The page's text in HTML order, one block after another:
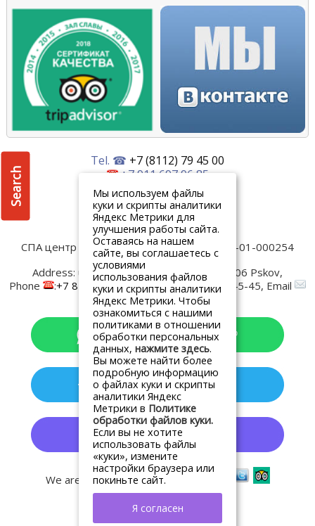
Tel. ☎ +7 (8112) 79 45 00
+7 911 697 96 85
+7 911 893 08 27
Написать нам
СПА центр Old Estate Лицензия № ЛО-60-01-000254
Контакты:
Address: ul. Verhnee-Beregovaya, 4 180006 Pskov,
Phone
:+7 8112 79-45-00, Fax:+7 8112 79-45-45, Email
:spa@oldestatehotel.com
We are in social networks:
Search
Мы используем файлы
куки и скрипты аналитики
Яндекс Метрики для
улучшения работы сайта.
Оставаясь на нашем
сайте, вы соглашаетесь с
условиями
использования файлов
куки и скрипты аналитики
Яндекс Метрики. Чтобы
ознакомиться с нашими
политиками в отношении
обработки персональных
данных, нажмите здесь.
Вы можете найти более
подробную информацию
о файлах куки и скрипты
аналитики Яндекс
Метрики в Политике
обработки файлов куки.
Если вы не хотите
использовать файлы
«куки», измените
настройки браузера или
покиньте сайт.
Я согласен